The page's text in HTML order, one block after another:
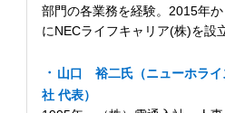
部門の各業務を経験。2015年
にNECライフキャリア(株)を設
山口 裕二氏（ニューホライ
社 代表）